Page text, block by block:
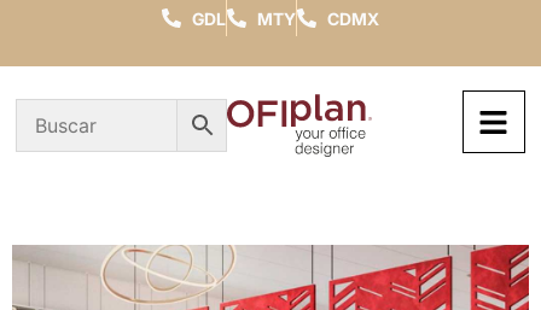
GDL MTY CDMX